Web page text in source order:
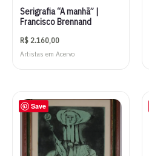
Serigrafia “A manhã” |
Francisco Brennand
R$ 2.160,00
Artistas em Acervo
Save